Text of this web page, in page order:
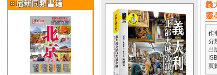
義
靈
作
分
出
頁